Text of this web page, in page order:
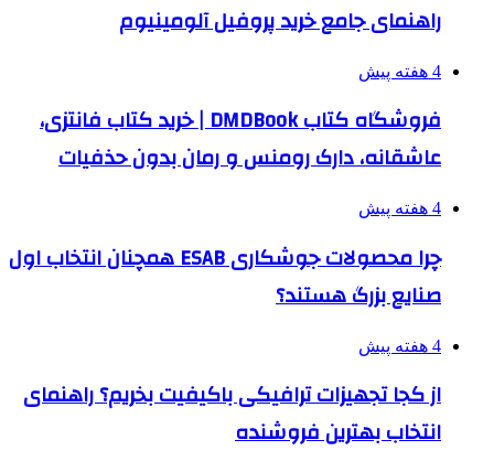
راهنمای جامع خرید پروفیل آلومینیوم
4 هفته پیش
فروشگاه کتاب DMDBook | خرید کتاب فانتزی،
عاشقانه، دارک رومنس و رمان بدون حذفیات
4 هفته پیش
چرا محصولات جوشکاری ESAB همچنان انتخاب اول
صنایع بزرگ هستند؟
4 هفته پیش
از کجا تجهیزات ترافیکی باکیفیت بخریم؟ راهنمای
انتخاب بهترین فروشنده